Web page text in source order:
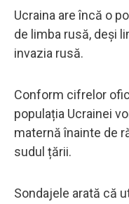
Ucraina are încă o
de limba rusă, deși
invazia rusă.
Conform cifrelor
populația Ucrainei
maternă înainte de
sudul țării.
Sondajele arată că